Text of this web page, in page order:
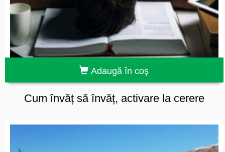
Adaugă în coş
Cum învăț să învăț, activare la cerere